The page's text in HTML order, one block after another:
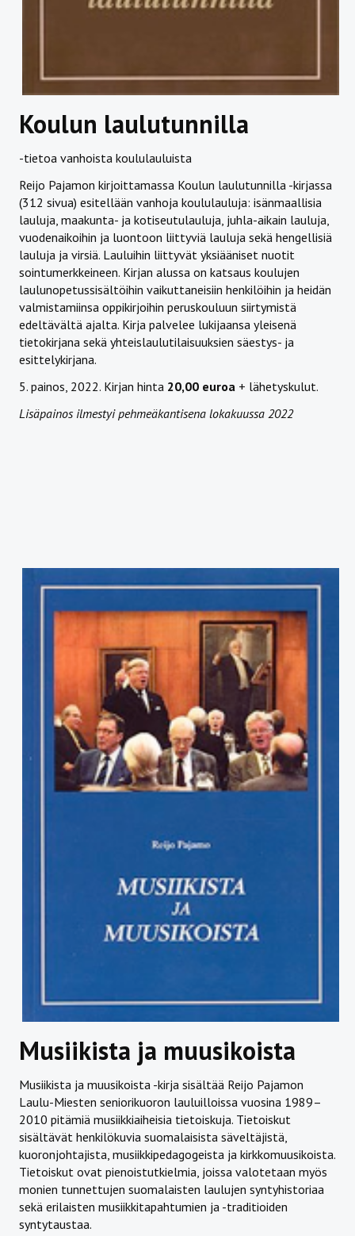
Koulun laulutunnilla
-tietoa vanhoista koululauluista
Reijo Pajamon kirjoittamassa Koulun laulutunnilla -kirjassa
(312 sivua) esitellään vanhoja koululauluja: isänmaallisia
lauluja, maakunta- ja kotiseutulauluja, juhla-aikain lauluja,
vuodenaikoihin ja luontoon liittyviä lauluja sekä hengellisiä
lauluja ja virsiä. Lauluihin liittyvät yksiääniset nuotit
sointumerkkeineen. Kirjan alussa on katsaus koulujen
laulunopetussisältöihin vaikuttaneisiin henkilöihin ja heidän
valmistamiinsa oppikirjoihin peruskouluun siirtymistä
edeltävältä ajalta. Kirja palvelee lukijaansa yleisenä
tietokirjana sekä yhteislaulutilaisuuksien säestys- ja
esittelykirjana.
5. painos, 2022. Kirjan hinta 20,00 euroa + lähetyskulut.
Lisäpainos ilmestyi pehmeäkantisena lokakuussa 2022
Musiikista ja muusikoista
Musiikista ja muusikoista -kirja sisältää Reijo Pajamon
Laulu-Miesten seniorikuoron lauluilloissa vuosina 1989–
2010 pitämiä musiikkiaiheisia tietoiskuja. Tietoiskut
sisältävät henkilökuvia suomalaisista säveltäjistä,
kuoronjohtajista, musiikkipedagogeista ja kirkkomuusikoista.
Tietoiskut ovat pienoistutkielmia, joissa valotetaan myös
monien tunnettujen suomalaisten laulujen syntyhistoriaa
sekä erilaisten musiikkitapahtumien ja -traditioiden
syntytaustaa.